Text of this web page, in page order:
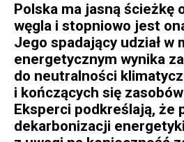
Polska ma jasną ścieżkę
węgla i stopniowo jest
Jego spadający udział w
energetycznym wynika
do neutralności
i kończących się
Eksperci podkreślają, że
dekarbonizacji